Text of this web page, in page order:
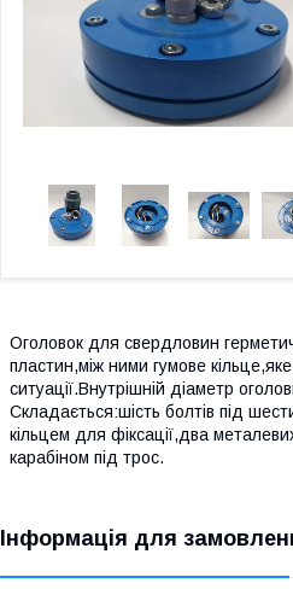
Оголовок для свердловин
пластин,між ними гумове
ситуації.Внутрішній діаметр
Складається:шість болтів під
кільцем для фіксації,два
карабіном під трос.
Інформація для